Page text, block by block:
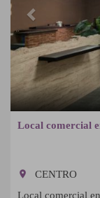
Local comercial
room
CENTRO
Local comercial